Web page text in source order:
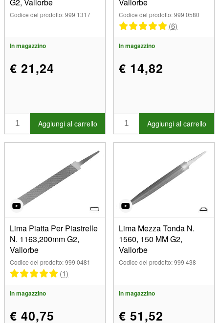
Codice del prodotto: 999 1317
In magazzino
€ 21,24
Aggiungi al carrello
Codice del prodotto: 999 0580
(6)
In magazzino
€ 14,82
Aggiungi al carrello
Lima Piatta Per Piastrelle
N. 1163,200mm G2,
Vallorbe
Codice del prodotto: 999 0481
(1)
In magazzino
€ 40,75
Lima Mezza Tonda N.
1560, 150 MM G2,
Vallorbe
Codice del prodotto: 999 438
In magazzino
€ 51,52